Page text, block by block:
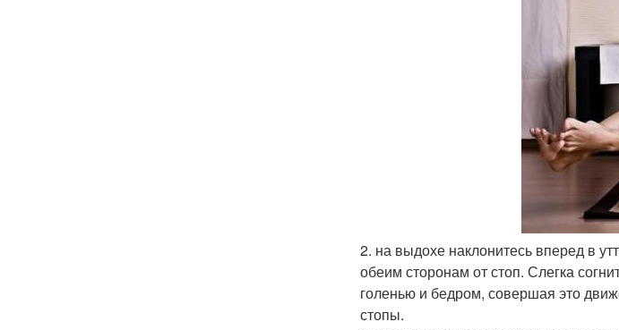
2. на выдохе наклонитесь вперед в
обеим сторонам от стоп. Слегка
голенью и бедром, совершая это
стопы.